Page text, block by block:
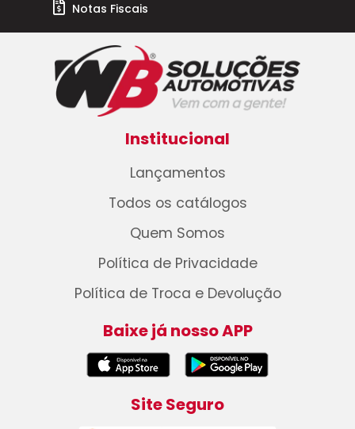
Notas Fiscais
Institucional
Lançamentos
Todos os catálogos
Quem Somos
Política de Privacidade
Política de Troca e Devolução
Baixe já nosso APP
Site Seguro